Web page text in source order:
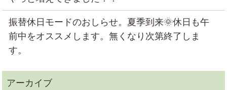
振替休日モードのおしらせ。夏季到来🌞休日も午
前中をオススメします。無くなり次第終了しま
す。